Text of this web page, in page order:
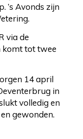
’s Avonds zijn
via de
komt tot twee
14 april
in
volledig en
gewonden.